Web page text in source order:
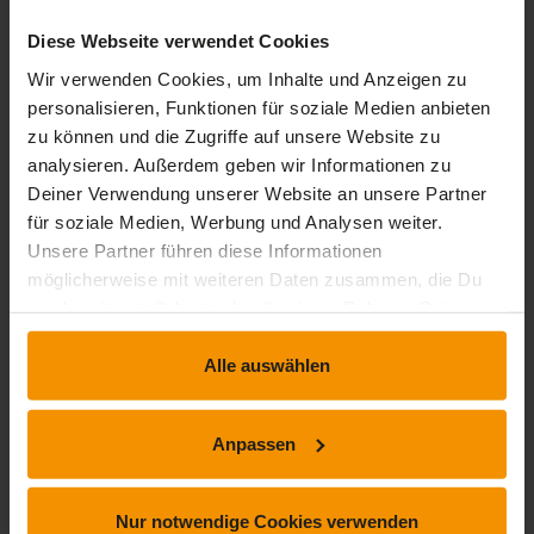
Diese Webseite verwendet Cookies
Wir verwenden Cookies, um Inhalte und Anzeigen zu
personalisieren, Funktionen für soziale Medien anbieten
zu können und die Zugriffe auf unsere Website zu
analysieren. Außerdem geben wir Informationen zu
Deiner Verwendung unserer Website an unsere Partner
für soziale Medien, Werbung und Analysen weiter.
Unsere Partner führen diese Informationen
möglicherweise mit weiteren Daten zusammen, die Du
Nutzung der Dienste gesammelt haben.
Alle auswählen
Anpassen
Nur notwendige Cookies verwenden
Bewertungen
Gesamtbewertung
Durchschnittliche Bewertungen
0,00
0 Bewertungen
4stars: 0
Bewertungen